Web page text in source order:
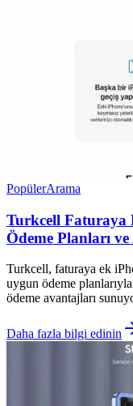
PopülerArama
Turkcell Faturaya
Ödeme Planları
Turkcell, faturaya ek
uygun ödeme
ödeme avantajları
Daha fazla bilgi edinin